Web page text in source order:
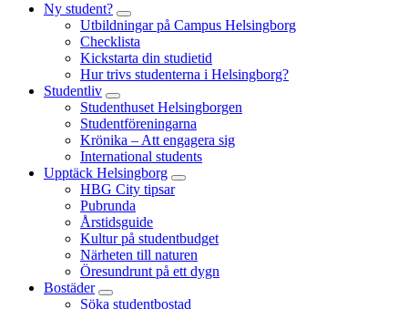
Ny student?
Utbildningar på Campus Helsingborg
Checklista
Kickstarta din studietid
Hur trivs studenterna i Helsingborg?
Studentliv
Studenthuset Helsingborgen
Studentföreningarna
Krönika – Att engagera sig
International students
Upptäck Helsingborg
HBG City tipsar
Pubrunda
Årstidsguide
Kultur på studentbudget
Närheten till naturen
Öresundrunt på ett dygn
Bostäder
Söka studentbostad